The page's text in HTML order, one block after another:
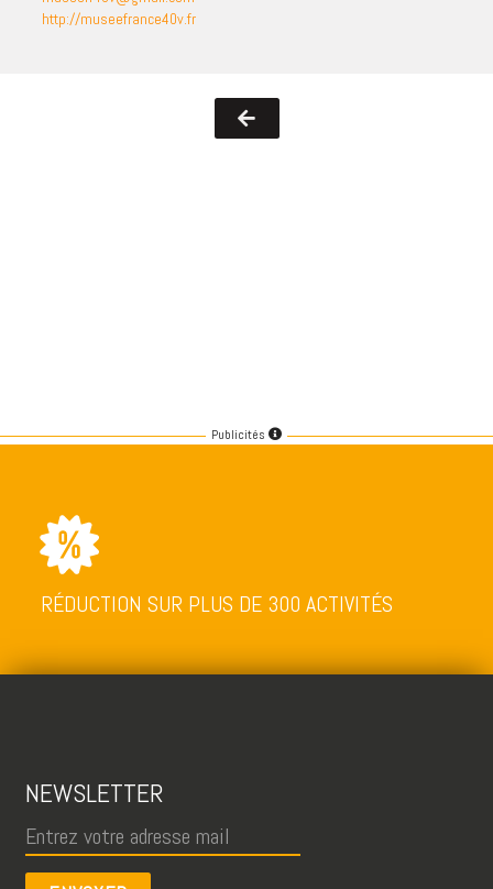
http://museefrance40v.fr
Publicités
RÉDUCTION SUR PLUS DE 300 ACTIVITÉS
NEWSLETTER